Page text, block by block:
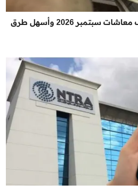
تعرف على موعد صرف معاشات سبتمبر 2026 وأسهل طرق